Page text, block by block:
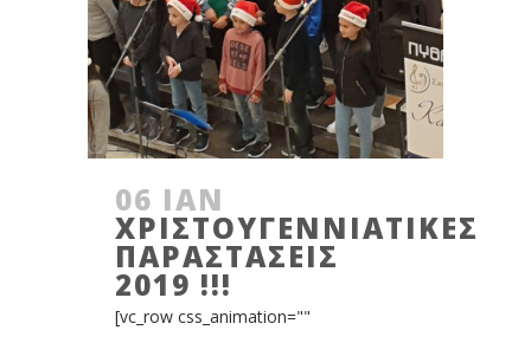
06 ΙΑΝ
ΧΡΙΣΤΟΥΓΕΝΝΙΑΤΙΚΕΣ
ΠΑΡΑΣΤΆΣΕΙΣ
2019 !!!
[vc_row css_animation=""